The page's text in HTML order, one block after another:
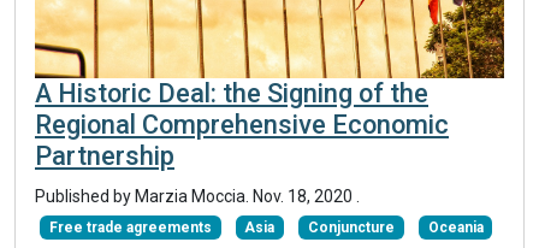
A Historic Deal: the Signing of the
Regional Comprehensive Economic
Partnership
Published by Marzia Moccia. Nov. 18, 2020
Free trade agreements Asia Conjuncture Oceania